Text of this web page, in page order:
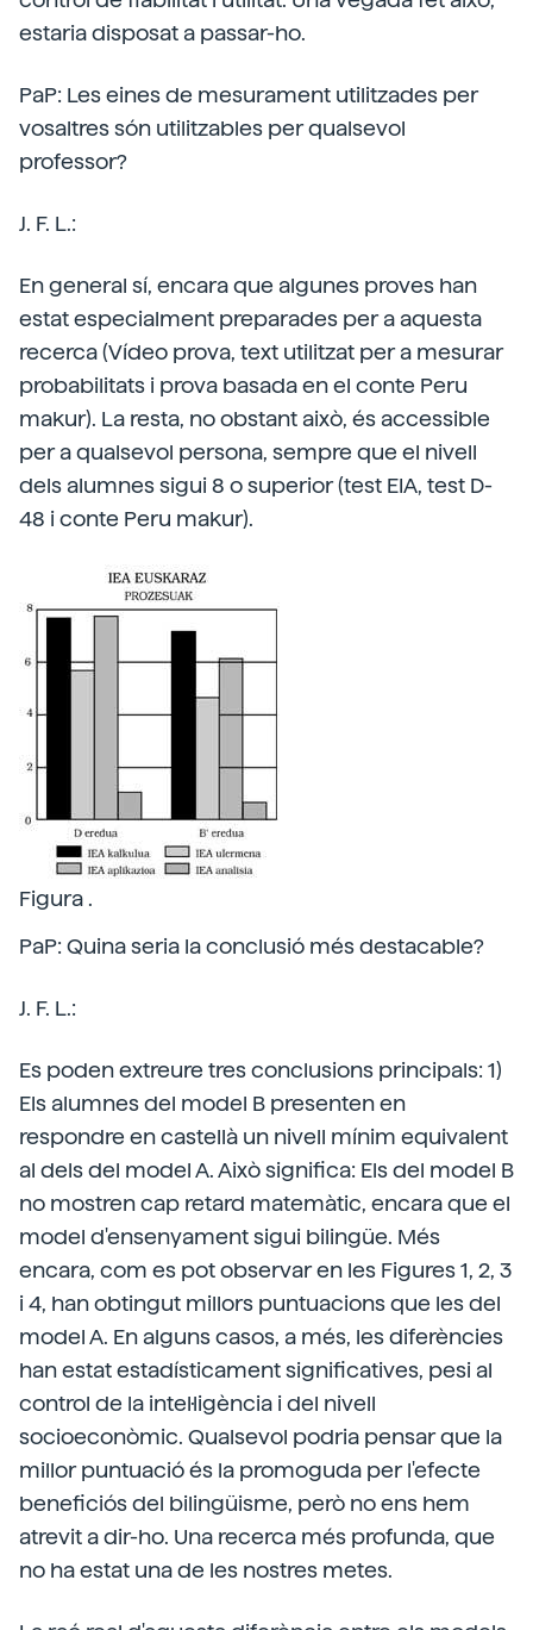
estaria disposat a passar-ho.
PaP: Les eines de mesurament utilitzades per
vosaltres són utilitzables per qualsevol
professor?
J. F. L.:
En general sí, encara que algunes proves han
estat especialment preparades per a aquesta
recerca (Vídeo prova, text utilitzat per a mesurar
probabilitats i prova basada en el conte Peru
makur). La resta, no obstant això, és accessible
per a qualsevol persona, sempre que el nivell
dels alumnes sigui 8 o superior (test EIA, test D-
48 i conte Peru makur).
Figura .
PaP: Quina seria la conclusió més destacable?
J. F. L.:
Es poden extreure tres conclusions principals: 1)
Els alumnes del model B presenten en
respondre en castellà un nivell mínim equivalent
al dels del model A. Això significa: Els del model B
no mostren cap retard matemàtic, encara que el
model d'ensenyament sigui bilingüe. Més
encara, com es pot observar en les Figures 1, 2, 3
i 4, han obtingut millors puntuacions que les del
model A. En alguns casos, a més, les diferències
han estat estadísticament significatives, pesi al
control de la intel·ligència i del nivell
socioeconòmic. Qualsevol podria pensar que la
millor puntuació és la promoguda per l'efecte
beneficiós del bilingüisme, però no ens hem
atrevit a dir-ho. Una recerca més profunda, que
no ha estat una de les nostres metes.